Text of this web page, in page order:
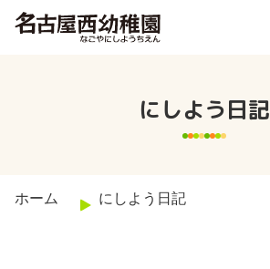
にしよう日記
ホーム にしよう日記